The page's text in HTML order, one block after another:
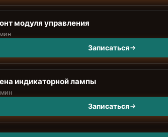
модуля управления
Записаться
индикаторной лампы
Записаться